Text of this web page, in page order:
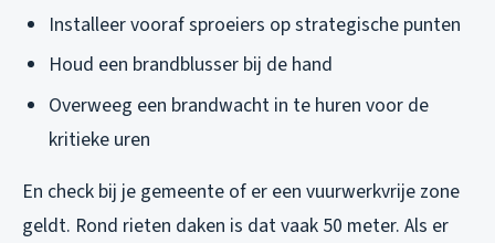
Installeer vooraf sproeiers op strategische punten
Houd een brandblusser bij de hand
Overweeg een brandwacht in te huren voor de
kritieke uren
En check bij je gemeente of er een vuurwerkvrije zone
geldt. Rond rieten daken is dat vaak 50 meter. Als er